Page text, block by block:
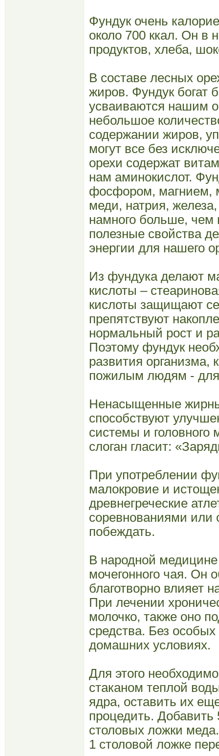
Фундук очень
около 700 ккал. Он в
продуктов, хлеба,
В составе лесных
жиров. Фундук богат
усваиваются нашим
небольшое
содержании жиров,
могут все без
орехи содержат
нам аминокислот.
фосфором, магнием,
меди, натрия,
намного больше, чем
полезные свойства
энергии для нашего
Из фундука делают
кислоты –
кислоты защищают
препятствуют
нормальный рост и
Поэтому фундук
развития организма,
пожилым людям - для
Ненасыщенные
способствуют
системы и головного
слоган гласит:
При употреблении
малокровие и
древнегреческие
соревнованиями или
побеждать.
В народной
мочегонного чая. Он
благотворно влияет
При лечении
молочко, также оно
средства. Без
домашних условиях.
Для этого
стаканом теплой
ядра, оставить их
процедить.
столовых ложки
1 столовой ложке